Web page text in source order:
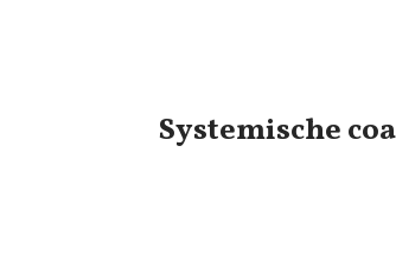
Systemische